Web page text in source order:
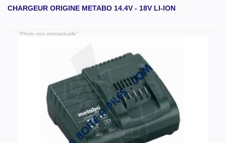
CHARGEUR ORIGINE METABO 14.4V - 18V LI-ION
"Photo non contractuelle"